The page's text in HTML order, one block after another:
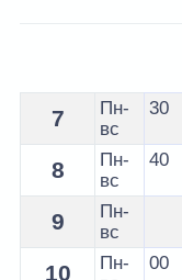
Расписание 22
7
Пн-
вс
30
8
Пн-
вс
40
9
Пн-
вс
10
Пн-
00